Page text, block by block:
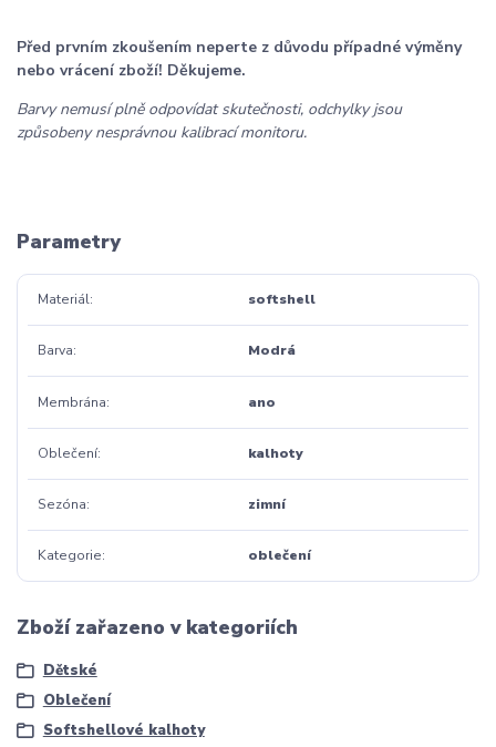
Před prvním zkoušením neperte z důvodu případné výměny
nebo vrácení zboží! Děkujeme.
Barvy nemusí plně odpovídat skutečnosti, odchylky jsou
způsobeny nesprávnou kalibrací monitoru.
Parametry
Materiál softshell
Barva Modrá
Membrána ano
Oblečení kalhoty
Sezóna zimní
Kategorie oblečení
Zboží zařazeno v kategoriích
Dětské
Oblečení
Softshellové kalhoty